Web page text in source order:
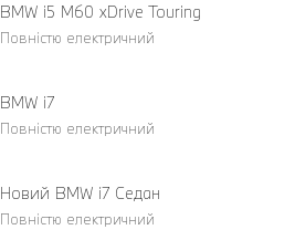
BMW i5 M60 xDrive Touring
Повністю електричний
BMW i7
Повністю електричний
Новий BMW i7 Седан
Повністю електричний